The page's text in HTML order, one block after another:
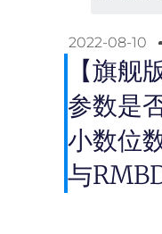
2022-08-10
【旗
参数是
小数位
与